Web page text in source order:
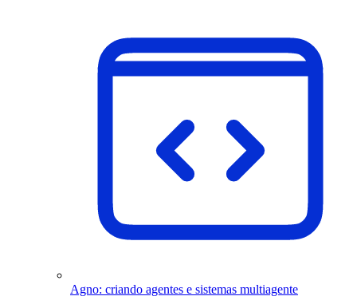
Agno: criando agentes e sistemas multiagente